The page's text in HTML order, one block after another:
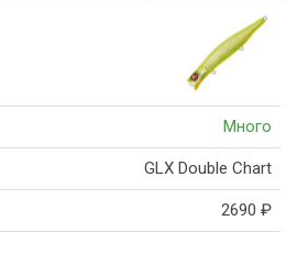
Много
GLX Double Chart
2690 ₽